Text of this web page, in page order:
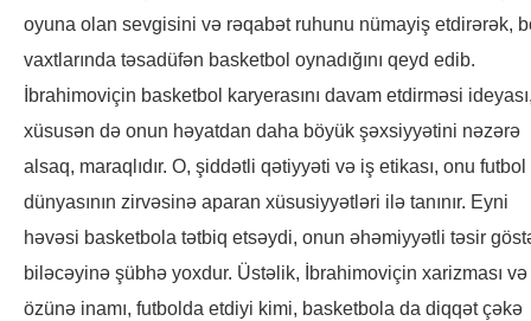
oyuna olan sevgisini və rəqabət ruhunu nümayiş etdirərək,
vaxtlarında təsadüfən basketbol oynadığını qeyd edib.
İbrahimoviçin basketbol karyerasını davam etdirməsi
xüsusən də onun həyatdan daha böyük şəxsiyyətini nəzərə
alsaq, maraqlıdır. O, şiddətli qətiyyəti və iş etikası, onu futbol
dünyasının zirvəsinə aparan xüsusiyyətləri ilə tanınır. Eyni
həvəsi basketbola tətbiq etsəydi, onun əhəmiyyətli təsir
biləcəyinə şübhə yoxdur. Üstəlik, İbrahimoviçin xarizması və
özünə inamı, futbolda etdiyi kimi, basketbola da diqqət çəkə